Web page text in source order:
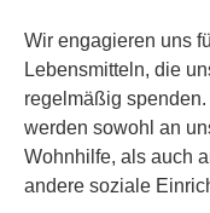
Wir engagieren uns
Lebensmitteln, die
regelmäßig
werden sowohl an
Wohnhilfe, als auch
andere soziale